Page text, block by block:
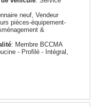
neuf, Vendeur
pièces-équipement-
&
: Membre BCCMA
- Profilé - Intégral,